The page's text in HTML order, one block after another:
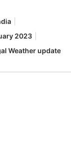
2023
Weather update